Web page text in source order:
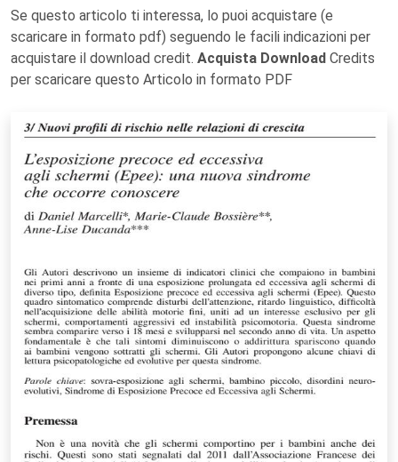
Se questo articolo ti interessa, lo puoi acquistare (e
scaricare in formato pdf) seguendo le facili indicazioni per
acquistare il download credit. Acquista Download Credits
per scaricare questo Articolo in formato PDF